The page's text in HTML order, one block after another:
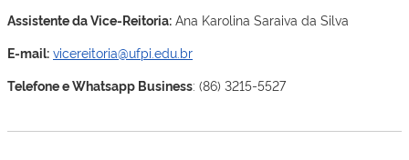
Assistente da Vice-Reitoria: Ana Karolina Saraiva da Silva
E-mail: vicereitoria@ufpi.edu.br
Telefone e Whatsapp Business: (86) 3215-5527